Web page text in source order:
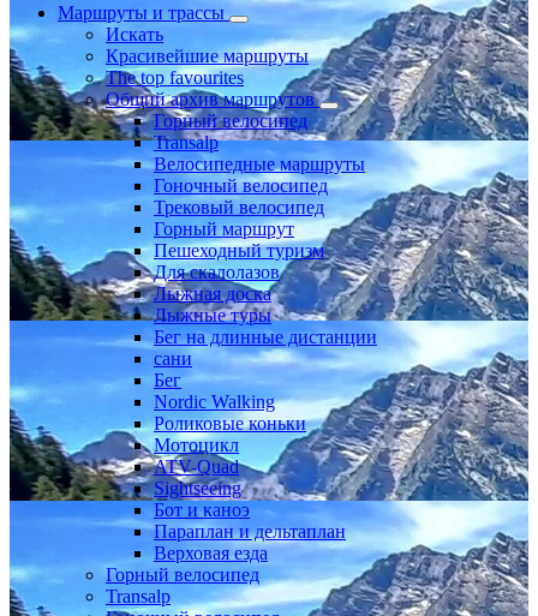
Маршруты и трассы
Искать
Красивейшие маршруты
The top favourites
Общий архив маршрутов
Горный велосипед
Transalp
Велосипедные маршруты
Гоночный велосипед
Трековый велосипед
Горный маршрут
Пешеходный туризм
Для скалолазов
Лыжная доска
Лыжные туры
Бег на длинные дистанции
сани
Бег
Nordic Walking
Роликовые коньки
Мотоцикл
ATV-Quad
Sightseeing
Бот и каноэ
Параплан и дельтаплан
Верховая езда
Горный велосипед
Transalp